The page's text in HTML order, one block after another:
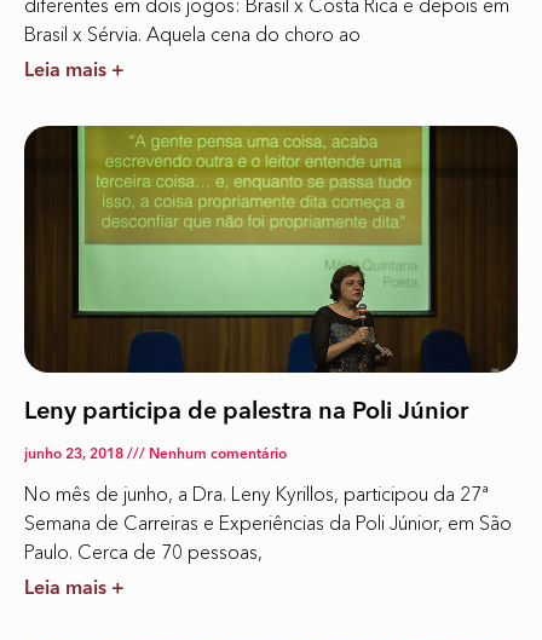
diferentes em dois jogos: Brasil x Costa Rica e depois em
Brasil x Sérvia. Aquela cena do choro ao
Leia mais +
Leny participa de palestra na Poli Júnior
junho 23, 2018 Nenhum comentário
No mês de junho, a Dra. Leny Kyrillos, participou da 27ª
Semana de Carreiras e Experiências da Poli Júnior, em São
Paulo. Cerca de 70 pessoas,
Leia mais +